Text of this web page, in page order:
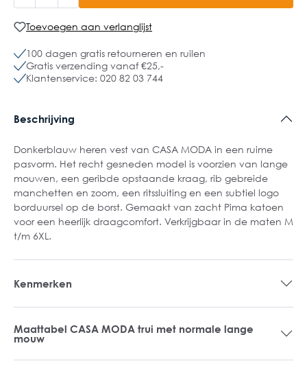
Toevoegen aan verlanglijst
100 dagen gratis retourneren en ruilen
Gratis verzending vanaf €25,-
Klantenservice: 020 82 03 744
Beschrijving
Donkerblauw heren vest van CASA MODA in een ruime
pasvorm. Het recht gesneden model is voorzien van lange
mouwen, een geribde opstaande kraag, rib gebreide
manchetten en zoom, een ritssluiting en een subtiel logo
borduursel op de borst. Gemaakt van zacht Pima katoen
voor een heerlijk draagcomfort. Verkrijgbaar in de maten M
t/m 6XL.
Kenmerken
Maattabel CASA MODA trui met normale lange
mouw